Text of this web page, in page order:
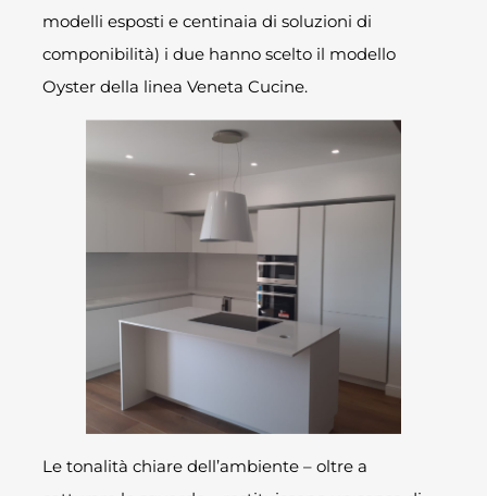
modelli esposti e centinaia di soluzioni di
componibilità) i due hanno scelto il modello
Oyster della linea Veneta Cucine.
Le tonalità chiare dell’ambiente – oltre a